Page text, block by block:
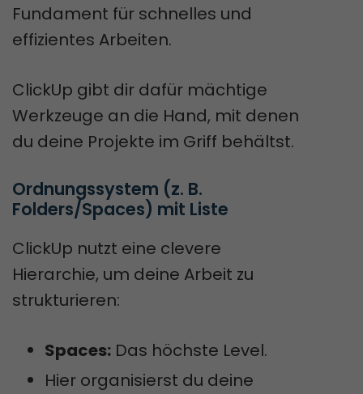
Fundament für schnelles und
effizientes Arbeiten.
ClickUp gibt dir dafür mächtige
Werkzeuge an die Hand, mit denen
du deine Projekte im Griff behältst.
Ordnungssystem (z. B.
Folders/Spaces) mit Liste
ClickUp nutzt eine clevere
Hierarchie, um deine Arbeit zu
strukturieren:
Spaces: Das höchste Level.
Hier organisierst du deine